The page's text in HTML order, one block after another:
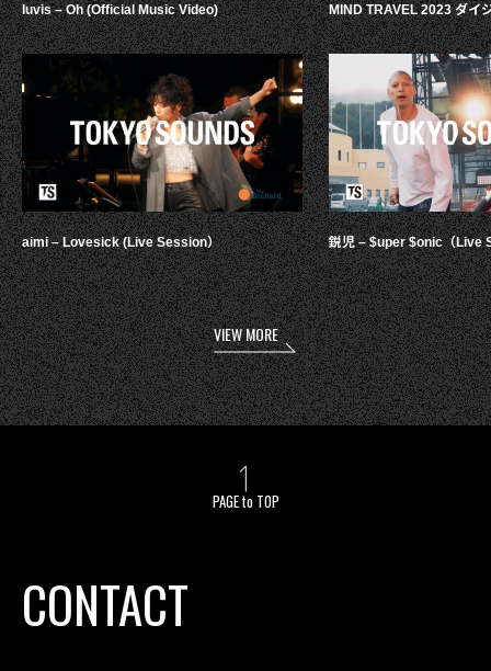
luvis – Oh (Official Music Video)
aimi – Lovesick (Live Session）
MIND TRAVEL 2023 ダイ
鋭児 – $uper $onic（Live
VIEW MORE
PAGE to TOP
CONTACT